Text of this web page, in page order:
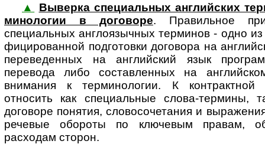
▲
Выверка специальных английских
ми­но­ло­гии в до­го­во­ре. Пра­виль­ное
специальных англоязычных терминов - одно
фи­ци­ро­ван­ной подготовки договора на
переведенных на английский язык
перевода либо составленных на
внимания к терминологии. К контрактной
относить как специальные слова-термины,
договоре понятия, словосочетания и
речевые обороты по клю­че­вым правам,
расходам сторон.